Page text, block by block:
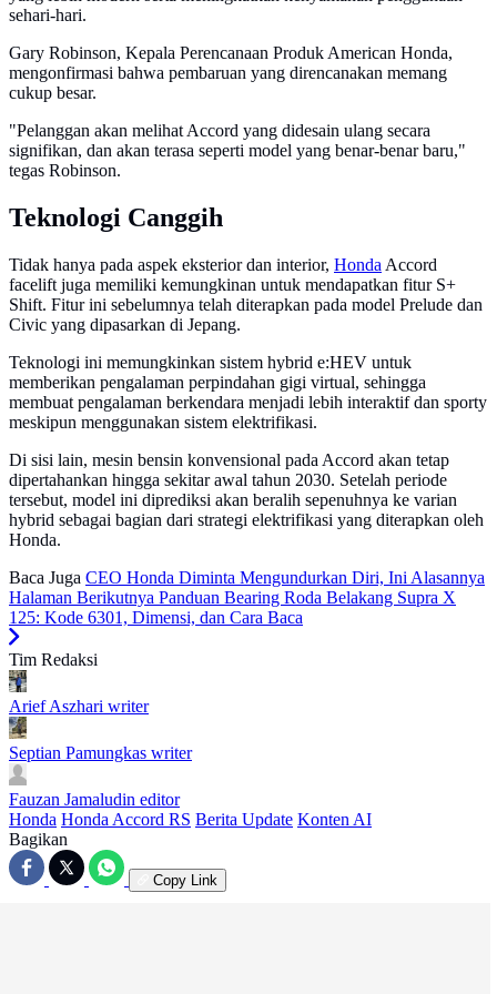
sehari-hari.
Gary Robinson, Kepala Perencanaan Produk American Honda,
mengonfirmasi bahwa pembaruan yang direncanakan memang
cukup besar.
"Pelanggan akan melihat Accord yang didesain ulang secara
signifikan, dan akan terasa seperti model yang benar-benar baru,"
tegas Robinson.
Teknologi Canggih
Tidak hanya pada aspek eksterior dan interior, Honda Accord
facelift juga memiliki kemungkinan untuk mendapatkan fitur S+
Shift. Fitur ini sebelumnya telah diterapkan pada model Prelude dan
Civic yang dipasarkan di Jepang.
Teknologi ini memungkinkan sistem hybrid e:HEV untuk
memberikan pengalaman perpindahan gigi virtual, sehingga
membuat pengalaman berkendara menjadi lebih interaktif dan sporty
meskipun menggunakan sistem elektrifikasi.
Di sisi lain, mesin bensin konvensional pada Accord akan tetap
dipertahankan hingga sekitar awal tahun 2030. Setelah periode
tersebut, model ini diprediksi akan beralih sepenuhnya ke varian
hybrid sebagai bagian dari strategi elektrifikasi yang diterapkan oleh
Honda.
Baca Juga CEO Honda Diminta Mengundurkan Diri, Ini Alasannya
Halaman Berikutnya Panduan Bearing Roda Belakang Supra X
125: Kode 6301, Dimensi, dan Cara Baca
Tim Redaksi
Arief Aszhari writer
Septian Pamungkas writer
Fauzan Jamaludin editor
Honda Honda Accord RS Berita Update Konten AI
Bagikan
Copy Link